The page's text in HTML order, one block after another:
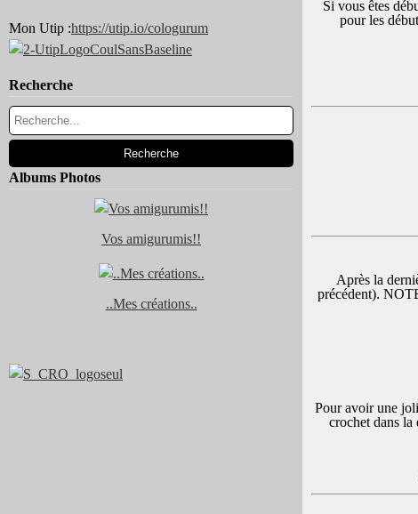
Mon Utip :https://utip.io/cologurum
Recherche
Albums Photos
Vos amigurumis!!
..Mes créations..
Si vous êtes
pour les
Après la
précédent).
Pour avoir une
crochet dans la